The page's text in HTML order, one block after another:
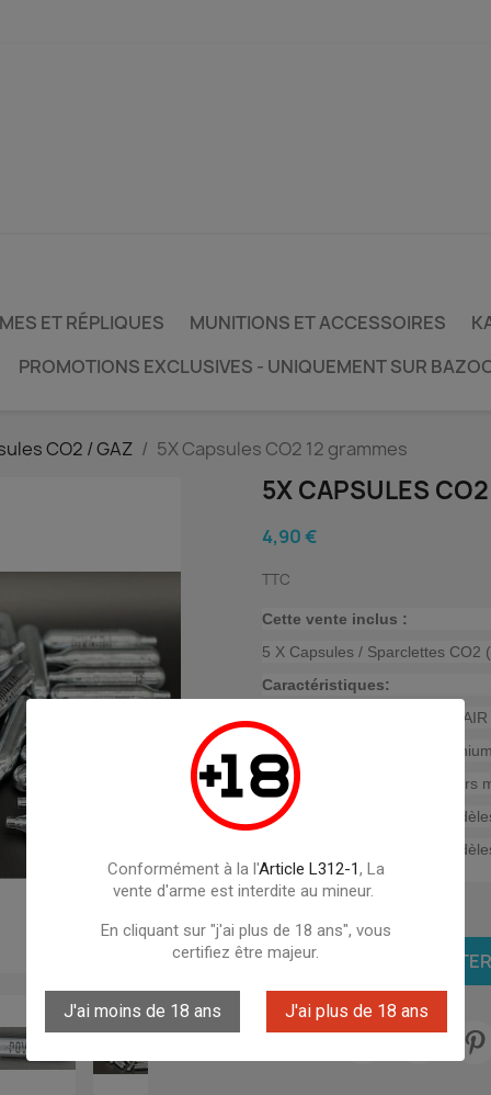
Conformément à la l'Article L312-1, La
vente d'arme est interdite au mineur.
En cliquant sur "j'ai plus de 18 ans", vous
certifiez être majeur.
J'ai moins de 18 ans J'ai plus de 18 ans
ET RÉPLIQUES MUNITIONS ET ACCESSOIRES
PROMOTIONS EXCLUSIVES - UNIQUEMENT SUR
CO2 / GAZ 5X Capsules CO2 12 grammes
5X CAPSULES
4,90 €
TTC
Cette vente inclus :
5 X Capsules / Sparclettes CO2
Caractéristiques:
Marque : SWISS ARM /
Capsules / Saprclettes
Autonomie : environs 50/60 tirs
Compatible avec tout les
Compatible avec tout les
adaptateur).
Quantité